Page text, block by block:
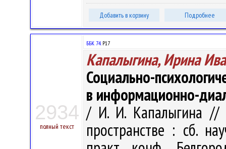
Добавить в корзину Подробнее
2934
полный текст
ББК 74.Р17
Капалыгина, Ирина
Социально-
в информационно-
/ И. И. Капалыгина //
пространстве : сб.